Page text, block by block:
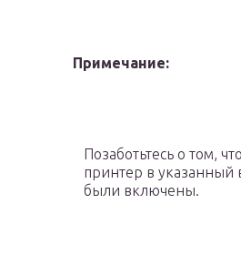
Примечание:
Позаботьтесь о том,
принтер в указанный
были включены.